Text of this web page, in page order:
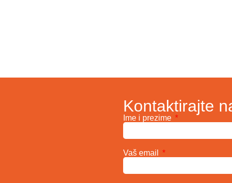
Kontaktirajte
Ime i prezime
Vaš email